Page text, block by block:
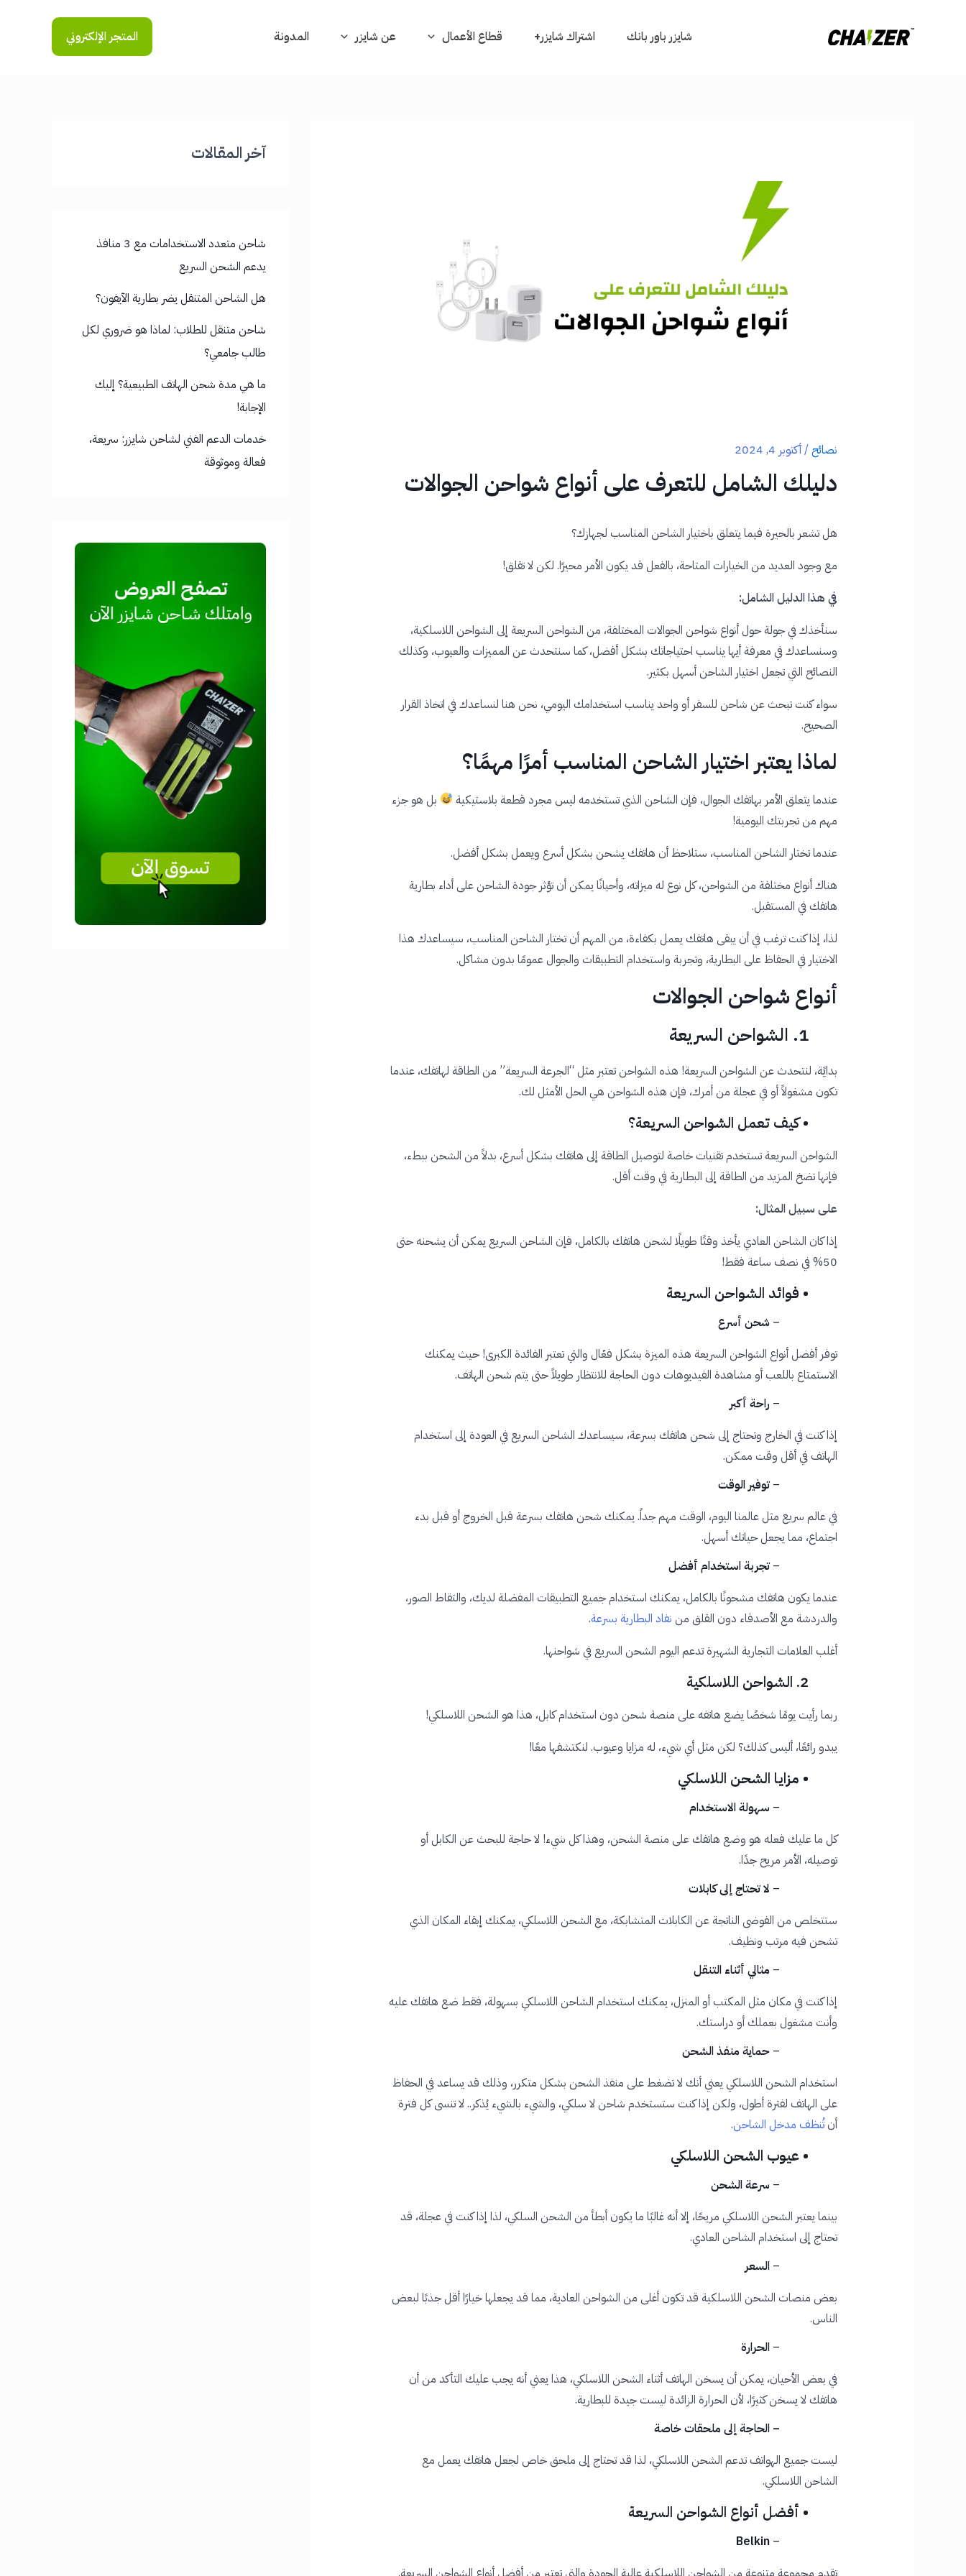
شايزر باور بانك اشتراك شايزر+ قطاع الأعمال عن شايزر المدونة المتجر الإلكتروني
نصائح/أكتوبر 4, 2024
دليلك الشامل للتعرف على أنواع شواحن الجوالات
هل تشعر بالحيرة فيما يتعلق باختيار الشاحن المناسب لجهازك؟
مع وجود العديد من الخيارات المتاحة، بالفعل قد يكون الأمر محيرًا. لكن لا تقلق!
في هذا الدليل الشامل:
سنأخذك في جولة حول أنواع شواحن الجوالات المختلفة، من الشواحن السريعة إلى الشواحن اللاسلكية،
وسنساعدك في معرفة أيها يناسب احتياجاتك بشكل أفضل، كما سنتحدث عن المميزات والعيوب، وكذلك
النصائح التي تجعل اختيار الشاحن أسهل بكثير.
سواء كنت تبحث عن شاحن للسفر أو واحد يناسب استخدامك اليومي، نحن هنا لنساعدك في اتخاذ القرار
الصحيح.
لماذا يعتبر اختيار الشاحن المناسب أمرًا مهمًا؟
عندما يتعلق الأمر بهاتفك الجوال، فإن الشاحن الذي تستخدمه ليس مجرد قطعة بلاستيكية بل هو جزء
مهم منتجربتك اليومية!
عندما تختار الشاحن المناسب، ستلاحظ أن هاتفك يشحن بشكل أسرع ويعمل بشكل أفضل.
هناك أنواع مختلفة من الشواحن، كل نوع له ميزاته، وأحيانًا يمكن أن تؤثر جودة الشاحن على أداء بطارية
هاتفك في المستقبل.
لذا، إذا كنت ترغب في أن يبقى هاتفك يعمل بكفاءة، من المهم أن تختار الشاحن المناسب، سيساعدك هذا
الاختيار في الحفاظ على البطارية، وتجربة واستخدام التطبيقات والجوال عمومًا بدون مشاكل.
أنواع شواحن الجوالات
1. الشواحن السريعة
بدايًة، لنتحدث عن الشواحن السريعة! هذه الشواحن تعتبر مثل “الجرعة السريعة” من الطاقة لهاتفك، عندما
تكون مشغولاً أو في عجلة من أمرك، فإن هذه الشواحن هي الحل الأمثل لك.
•كيف تعمل الشواحن السريعة؟
الشواحن السريعة تستخدم تقنيات خاصة لتوصيل الطاقة إلى هاتفك بشكل أسرع، بدلاً من الشحن ببطء،
فإنها تضخ المزيد من الطاقة إلى البطارية في وقت أقل.
على سبيل المثال:
إذا كان الشاحن العادي يأخذ وقتًا طويلًا لشحن هاتفك بالكامل، فإن الشاحن السريع يمكن أن يشحنه حتى
50% في نصف ساعة فقط!
• فوائد الشواحن السريعة
– شحن أسرع
توفر أفضل أنواع الشواحن السريعة هذه الميزة بشكل فعّال والتي تعتبر الفائدة الكبرى! حيث يمكنك
الاستمتاع باللعب أو مشاهدة الفيديوهات دون الحاجة للانتظار طويلاً حتى يتم شحن الهاتف.
– راحة أكبر
إذا كنت في الخارج وتحتاج إلى شحن هاتفك بسرعة، سيساعدك الشاحن السريع في العودة إلى استخدام
الهاتف في أقل وقت ممكن.
– توفير الوقت
في عالم سريع مثل عالمنا اليوم، الوقت مهم جداً. يمكنك شحن هاتفك بسرعة قبل الخروج أو قبل بدء
اجتماع، مما يجعل حياتك أسهل.
– تجربة استخدام أفضل
عندما يكون هاتفك مشحونًا بالكامل، يمكنك استخدام جميع التطبيقات المفضلة لديك، والتقاط الصور،
والدردشة مع الأصدقاء دون القلق من نفاد البطارية بسرعة.
أغلب العلامات التجارية الشهيرة تدعم اليوم الشحن السريع في شواحنها.
2. الشواحن اللاسلكية
ربما رأيت يومًا شخصًا يضع هاتفه على منصة شحن دون استخدام كابل، هذا هو الشحن اللاسلكي!
يبدو رائعًا، أليس كذلك؟ لكن مثل أي شيء، له مزايا وعيوب. لنكتشفها معًا!
• مزايا الشحن اللاسلكي
– سهولة الاستخدام
كل ما عليك فعله هو وضع هاتفك على منصة الشحن، وهذا كل شيء! لا حاجة للبحث عن الكابل أو
توصيله، الأمر مريح جدًا.
– لا تحتاج إلى كابلات
ستتخلص من الفوضى الناتجة عن الكابلات المتشابكة، مع الشحن اللاسلكي، يمكنك إبقاء المكان الذي
تشحن فيه مرتب ونظيف.
– مثالي أثناء التنقل
إذا كنت في مكان مثل المكتب أو المنزل، يمكنك استخدام الشاحن اللاسلكي بسهولة، فقط ضع هاتفك عليه
وأنت مشغول بعملك أو دراستك.
– حماية منفذ الشحن
استخدام الشحن اللاسلكي يعني أنك لا تضغط على منفذ الشحن بشكل متكرر، وذلك قد يساعد في الحفاظ
على الهاتف لفترة أطول، ولكن إذا كنت ستستخدم شاحن لا سلكي، والشيء بالشيء يُذكر.. لا تنسى كل فترة
أنتُنظف مدخل الشاحن.
• عيوب الشحن اللاسلكي
– سرعة الشحن
بينما يعتبر الشحن اللاسلكي مريحًا، إلا أنه غالبًا ما يكون أبطأ من الشحن السلكي، لذا إذا كنت في عجلة، قد
تحتاج إلى استخدام الشاحن العادي.
– السعر
بعض منصات الشحن اللاسلكية قد تكون أغلى من الشواحن العادية، مما قد يجعلها خيارًا أقل جذبًا لبعض
الناس.
– الحرارة
في بعض الأحيان، يمكن أن يسخن الهاتف أثناء الشحن اللاسلكي، هذا يعني أنه يجب عليك التأكد من أن
هاتفك لا يسخن كثيرًا، لأن الحرارة الزائدة ليست جيدة للبطارية.
– الحاجة إلى ملحقات خاصة
ليست جميع الهواتف تدعم الشحن اللاسلكي، لذا قد تحتاج إلى ملحق خاص لجعل هاتفك يعمل مع
الشاحن اللاسلكي.
• أفضل أنواع الشواحن السريعة
–
Belkin
آخر المقالات
شاحن متعدد الاستخدامات مع 3 منافذ
يدعم الشحن السريع
هل الشاحن المتنقل يضر بطارية الآيفون؟
شاحن متنقل للطلاب: لماذا هو ضروري لكل
طالب جامعي؟
ما هي مدة شحن الهاتف الطبيعية؟ إليك
الإجابة!
خدمات الدعم الفني لشاحن شايزر: سريعة،
فعالة وموثوقة